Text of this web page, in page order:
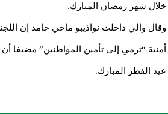
خلال شهر رمضان المبارك.
وقال والي داخلت نواذيبو ماحي حامد إن
أمنية “ترمي إلى تأمين المواطنين” مضيفا
عيد الفطر المبارك.